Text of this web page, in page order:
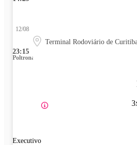
23:15
12/08
Terminal Rodoviário de
Poltrona
Executivo